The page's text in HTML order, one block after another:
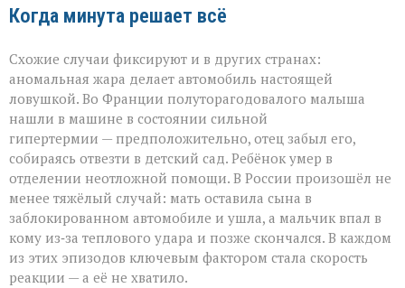
Когда минута решает всё
Схожие случаи фиксируют и в других странах:
аномальная жара делает автомобиль настоящей
ловушкой. Во Франции полуторагодовалого малыша
нашли в машине в состоянии сильной
гипертермии — предположительно, отец забыл его,
собираясь отвезти в детский сад. Ребёнок умер в
отделении неотложной помощи. В России произошёл не
менее тяжёлый случай: мать оставила сына в
заблокированном автомобиле и ушла, а мальчик впал в
кому из‑за теплового удара и позже скончался. В каждом
из этих эпизодов ключевым фактором стала скорость
реакции — а её не хватило.